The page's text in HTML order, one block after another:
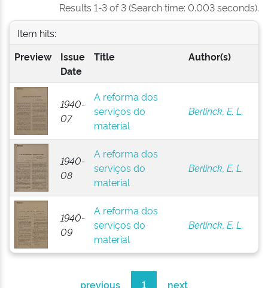
Results 1-3 of 3 (Search time: 0.003 seconds).
Item hits:
Preview
Issue
Date
Title Author(s)
1940-
07
A reforma dos
serviços do
material
Berlinck, E. L.
1940-
08
A reforma dos
serviços do
material
Berlinck, E. L.
1940-
09
A reforma dos
serviços do
material
Berlinck, E. L.
previous 1 next